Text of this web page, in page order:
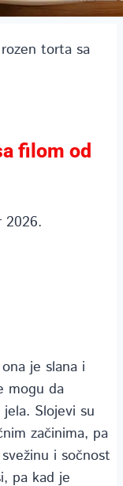
torta sa
filom od
2026.
je slana i
mogu da
Slojevi su
začinima, pa
i sočnost
pa kad je